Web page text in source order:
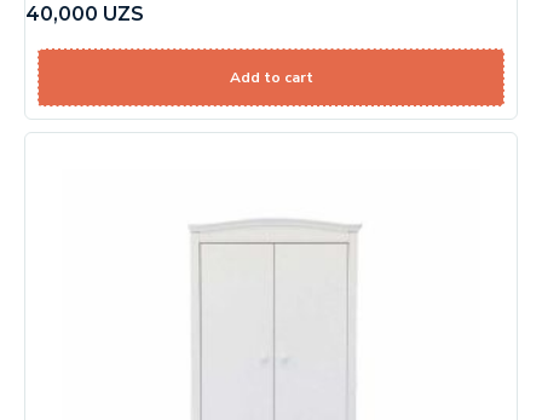
40,000 UZS
Add to cart